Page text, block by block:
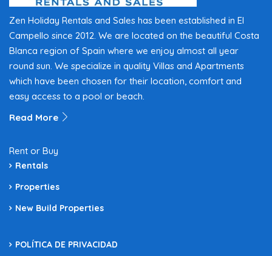
Zen Holiday Rentals and Sales has been established in El
Campello since 2012. We are located on the beautiful Costa
Blanca region of Spain where we enjoy almost all year
round sun. We specialize in quality Villas and Apartments
which have been chosen for their location, comfort and
easy access to a pool or beach.
Read More
Rent or Buy
Rentals
Properties
New Build Properties
POLÍTICA DE PRIVACIDAD